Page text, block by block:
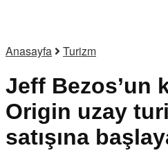
Anasayfa Turizm
Jeff Bezos’un
Origin uzay
satışına